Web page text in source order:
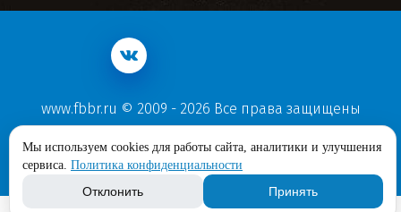
www.fbbr.ru © 2009 - 2026 Все права защищены
Согласие обработки персональных данных
Мы используем cookies для работы сайта, аналитики и улучшения
сервиса. Политика конфиденциальности
Отклонить Принять